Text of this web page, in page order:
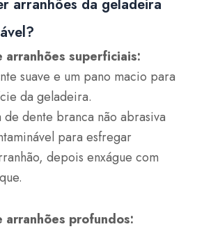
arranhões da geladeira
arranhões superficiais:
suave e um pano macio para
da geladeira.
de dente branca não abrasiva
para esfregar
depois enxágue com
arranhões profundos: